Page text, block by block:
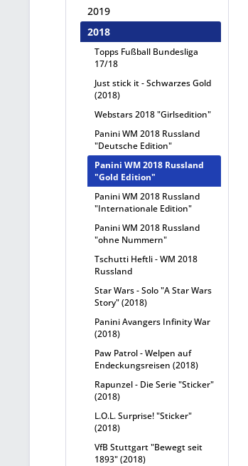
2019
2018
Topps Fußball Bundesliga
17/18
Just stick it - Schwarzes Gold
(2018)
Webstars 2018 "Girlsedition"
Panini WM 2018 Russland
"Deutsche Edition"
Panini WM 2018 Russland
"Gold Edition"
Panini WM 2018 Russland
"Internationale Edition"
Panini WM 2018 Russland
"ohne Nummern"
Tschutti Heftli - WM 2018
Russland
Star Wars - Solo "A Star Wars
Story" (2018)
Panini Avangers Infinity War
(2018)
Paw Patrol - Welpen auf
Endeckungsreisen (2018)
Rapunzel - Die Serie "Sticker"
(2018)
L.O.L. Surprise! "Sticker"
(2018)
VfB Stuttgart "Bewegt seit
1893" (2018)